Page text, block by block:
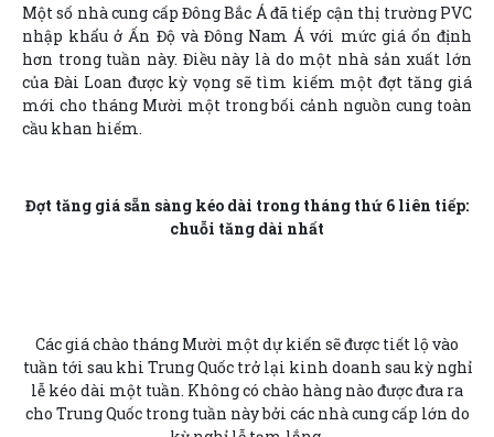
Một số nhà cung cấp Đông Bắc Á đã tiếp cận thị trường PVC
nhập khẩu ở Ấn Độ và Đông Nam Á với mức giá ổn định
hơn trong tuần này. Điều này là do một nhà sản xuất lớn
của Đài Loan được kỳ vọng sẽ tìm kiếm một đợt tăng giá
mới cho tháng Mười một trong bối cảnh nguồn cung toàn
cầu khan hiếm.
Đợt tăng giá sẵn sàng kéo dài trong tháng thứ 6 liên tiếp:
chuỗi tăng dài nhất
Các giá chào tháng Mười một dự kiến sẽ được tiết lộ vào
tuần tới sau khi Trung Quốc trở lại kinh doanh sau kỳ nghỉ
lễ kéo dài một tuần. Không có chào hàng nào được đưa ra
cho Trung Quốc trong tuần này bởi các nhà cung cấp lớn do